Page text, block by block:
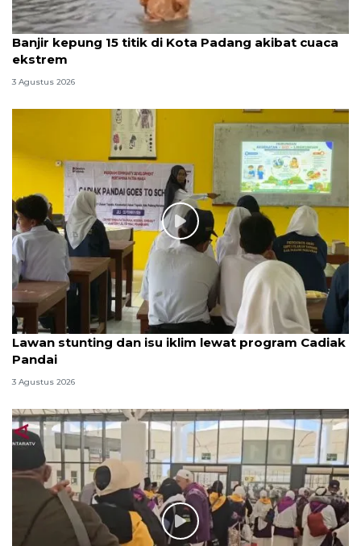
Banjir kepung 15 titik di Kota Padang akibat cuaca
ekstrem
3 Agustus 2026
Lawan stunting dan isu iklim lewat program Cadiak
Pandai
3 Agustus 2026